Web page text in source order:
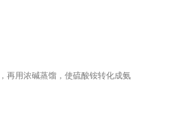
再用浓碱蒸馏，使硫酸铵转化成氨